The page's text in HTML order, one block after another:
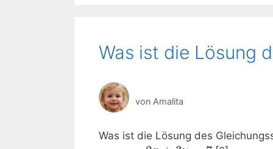
Was ist die Lösung
von Amalita
Was ist die Lösung des